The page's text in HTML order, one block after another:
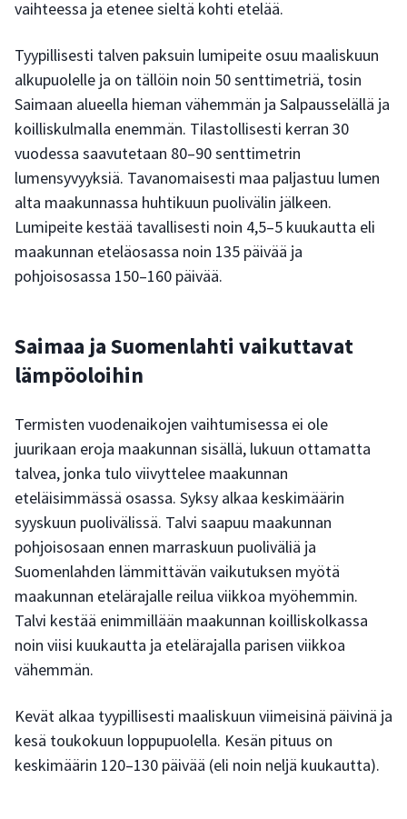
vaihteessa ja etenee sieltä kohti etelää.
Tyypillisesti talven paksuin lumipeite osuu maaliskuun
alkupuolelle ja on tällöin noin 50 senttimetriä, tosin
Saimaan alueella hieman vähemmän ja Salpausselällä ja
koilliskulmalla enemmän. Tilastollisesti kerran 30
vuodessa saavutetaan 80–90 senttimetrin
lumensyvyyksiä. Tavanomaisesti maa paljastuu lumen
alta maakunnassa huhtikuun puolivälin jälkeen.
Lumipeite kestää tavallisesti noin 4,5–5 kuukautta eli
maakunnan eteläosassa noin 135 päivää ja
pohjoisosassa 150–160 päivää.
Saimaa ja Suomenlahti vaikuttavat
lämpöoloihin
Termisten vuodenaikojen vaihtumisessa ei ole
juurikaan eroja maakunnan sisällä, lukuun ottamatta
talvea, jonka tulo viivyttelee maakunnan
eteläisimmässä osassa. Syksy alkaa keskimäärin
syyskuun puolivälissä. Talvi saapuu maakunnan
pohjoisosaan ennen marraskuun puoliväliä ja
Suomenlahden lämmittävän vaikutuksen myötä
maakunnan etelärajalle reilua viikkoa myöhemmin.
Talvi kestää enimmillään maakunnan koilliskolkassa
noin viisi kuukautta ja etelärajalla parisen viikkoa
vähemmän.
Kevät alkaa tyypillisesti maaliskuun viimeisinä päivinä ja
kesä toukokuun loppupuolella. Kesän pituus on
keskimäärin 120–130 päivää (eli noin neljä kuukautta).